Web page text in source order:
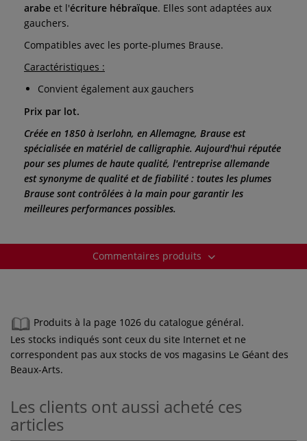
arabe et l'écriture hébraïque. Elles sont adaptées aux
gauchers.
Compatibles avec les porte-plumes Brause.
Caractéristiques :
Convient également aux gauchers
Prix par lot.
Créée en 1850 à Iserlohn, en Allemagne, Brause est
spécialisée en matériel de calligraphie. Aujourd'hui réputée
pour ses plumes de haute qualité, l'entreprise allemande
est synonyme de qualité et de fiabilité : toutes les plumes
Brause sont contrôlées à la main pour garantir les
meilleures performances possibles.
Commentaires produits
Produits à la page 1026 du catalogue général.
Les stocks indiqués sont ceux du site Internet et ne
correspondent pas aux stocks de vos magasins Le Géant des
Beaux-Arts.
Les clients ont aussi acheté ces
articles